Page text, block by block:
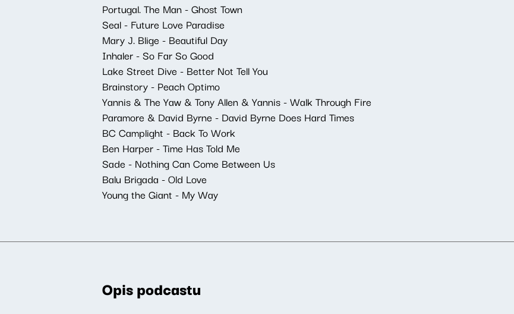
Portugal. The Man - Ghost Town
Seal - Future Love Paradise
Mary J. Blige - Beautiful Day
Inhaler - So Far So Good
Lake Street Dive - Better Not Tell You
Brainstory - Peach Optimo
Yannis & The Yaw & Tony Allen & Yannis - Walk Through Fire
Paramore & David Byrne - David Byrne Does Hard Times
BC Camplight - Back To Work
Ben Harper - Time Has Told Me
Sade - Nothing Can Come Between Us
Balu Brigada - Old Love
Young the Giant - My Way
Opis podcastu